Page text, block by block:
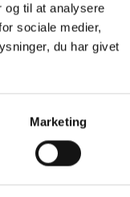
og til at analysere
sociale medier,
du har givet
Marketing
over hele landet.